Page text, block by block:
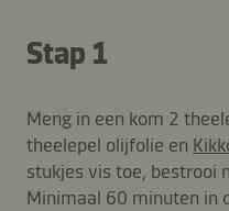
Stap 1
Meng in een kom 2
theelepel olijfolie en
stukjes vis toe, bestrooi
Minimaal 60 minuten in